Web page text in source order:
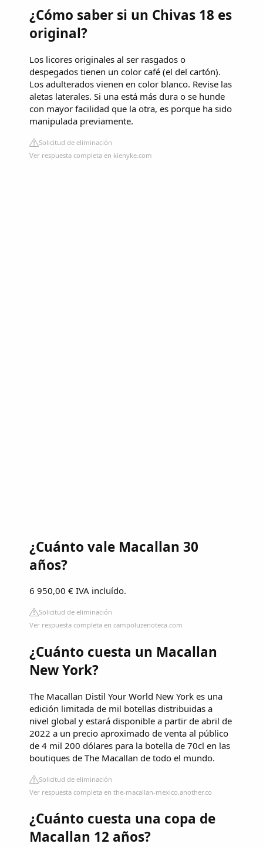
¿Cómo saber si un Chivas 18 es
original?
Los licores originales al ser rasgados o
despegados tienen un color café (el del cartón).
Los adulterados vienen en color blanco. Revise las
aletas laterales. Si una está más dura o se hunde
con mayor facilidad que la otra, es porque ha sido
manipulada previamente.
Solicitud de eliminación
Ver respuesta completa en kienyke.com
¿Cuánto vale Macallan 30
años?
6 950,00 € IVA incluído.
Solicitud de eliminación
Ver respuesta completa en campoluzenoteca.com
¿Cuánto cuesta un Macallan
New York?
The Macallan Distil Your World New York es una
edición limitada de mil botellas distribuidas a
nivel global y estará disponible a partir de abril de
2022 a un precio aproximado de venta al público
de 4 mil 200 dólares para la botella de 70cl en las
boutiques de The Macallan de todo el mundo.
Solicitud de eliminación
Ver respuesta completa en the-macallan-mexico.another.co
¿Cuánto cuesta una copa de
Macallan 12 años?